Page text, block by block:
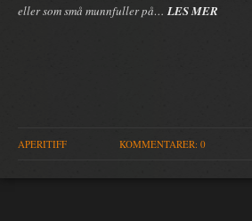
eller som små munnfuller på… LES MER
APERITIFF KOMMENTARER: 0